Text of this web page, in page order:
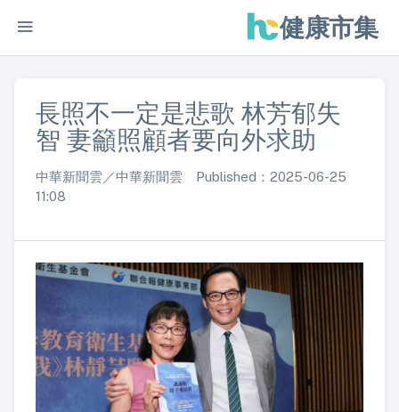
健康市集
長照不一定是悲歌 林芳郁失
智 妻籲照顧者要向外求助
中華新聞雲／中華新聞雲 Published：2025-06-25
11:08